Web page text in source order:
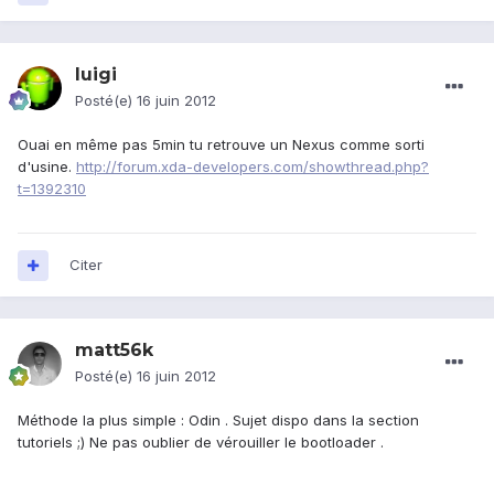
luigi
Posté(e) 16 juin 2012
Ouai en même pas 5min tu retrouve un Nexus comme sorti
d'usine. http://forum.xda-developers.com/showthread.php?
t=1392310
Citer
matt56k
Posté(e) 16 juin 2012
Méthode la plus simple : Odin . Sujet dispo dans la section
tutoriels ;) Ne pas oublier de vérouiller le bootloader .